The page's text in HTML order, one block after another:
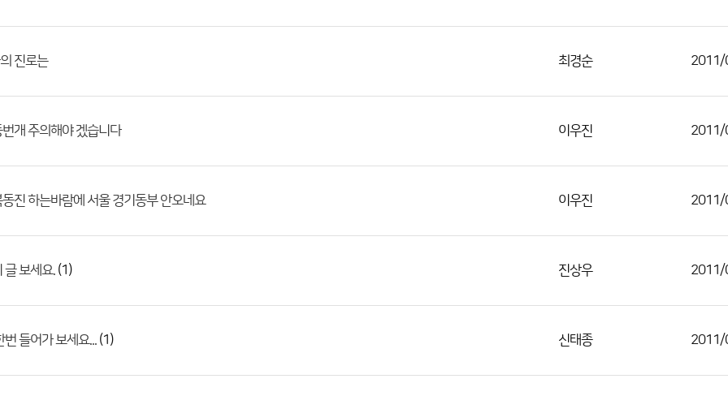
진로는 최경순 2011/
개 주의해야 겠습니다 이우진 2011/
진 하는바람에 서울 경기동부 안오네요 이우진 2011/
글 보세요. (1) 진상우 2011/
번 들어가 보세요... (1) 신태종 2011/